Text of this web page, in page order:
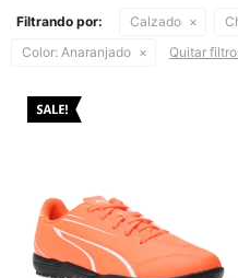
accesibilidad.
Filtrando por: Calzado
Color: Anaranjado Quitar
Accesorios
Novedades